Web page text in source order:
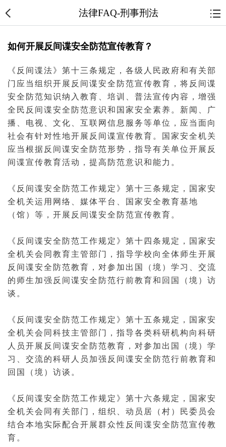
法律FAQ-刑事刑法
如何开展反间谍安全防范宣传教育？
《 反间谍法》第十三条规定，各级人民政府和有关部
门应当组织开展反 间谍安全防范宣传教育 ，将反间谍
安全防范知识纳入教育、培训、普法宣传内容，增强
全民反间谍安全防范意识和 国家安全素养。新闻、广
播、电视、文化、互联网信息服务等单位，应当面向
社会有针对性地开展反间谍宣传教育。国家安全机关
应当根据反间谍安全防范形势，指导有关单位开展反
间谍宣传教育活动，提高防范意识和能力。
《反间谍安全防范工作规定》第十三条规定，国家安
全机关运用网络、媒体平台、国家安全教育基地
（馆）等，开展反间谍安全防范宣传教育。
《反间谍安全防范工作规定》第十四条规定，国家安
全机关会同教育主管部门，指导学校向全体师生开展
反间谍安全防范教育，对参加出国（境）学习、交流
的师生加强反间谍安全防范行前教育和回国（境）访
谈。
《反间谍安全防范工作规定》第十五条规定，国家安
全机关会同科技主管部门，指导各类科研机构向科研
人员开展反间谍安全防范教育，对参加出国（境）学
习、交流的科研人员加强反间谍安全防范行前教育和
回国（境）访谈。
《反间谍安全防范工作规定》第十六条规定，国家安
全机关会同有关部门，组织、动员居（村）民委员会
结合本地实际配合开展群众性反间谍安全防范宣传教
育。